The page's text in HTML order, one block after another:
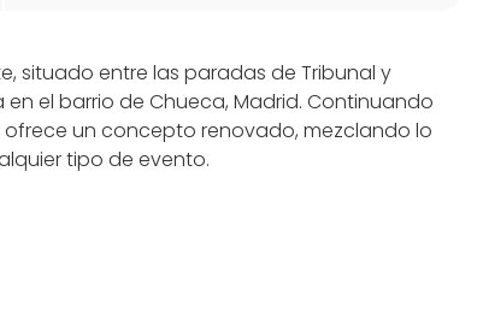
situado entre las paradas de Tribunal y
el barrio de Chueca, Madrid. Continuando
un concepto renovado, mezclando lo
tipo de evento.
Lola 09 te ayuda a personalizar cada
privadas, cumpleaños y aniversarios,